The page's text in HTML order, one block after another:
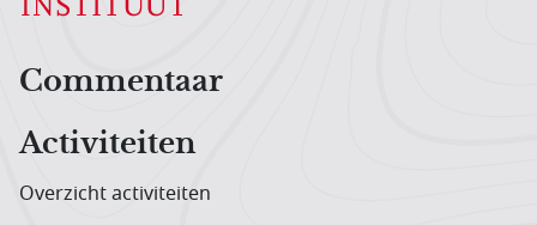
Hoofdnavigatiemenu
Commentaar
Activiteiten
Overzicht activiteiten